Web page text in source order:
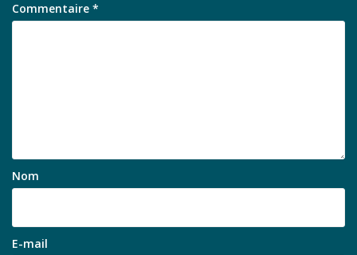
Commentaire *
Nom
E-mail